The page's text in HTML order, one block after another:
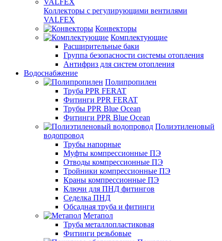
Коллекторы с регулирующими вентилями
VALFEX
Конвекторы
Комплектующие
Расширительные баки
Группа безопасности системы отопления
Антифриз для систем отопления
Водоснабжение
Полипропилен
Труба PPR FERAT
Фитинги PPR FERAT
Трубы PPR Blue Ocean
Фитинги PPR Blue Ocean
Полиэтиленовый
водопровод
Трубы напорные
Муфты компрессионные ПЭ
Отводы компрессионные ПЭ
Тройники компрессионные ПЭ
Краны компрессионные ПЭ
Ключи для ПНД фитингов
Седелка ПНД
Обсадная труба и фитинги
Метапол
Труба металлопластиковая
Фитинги резьбовые